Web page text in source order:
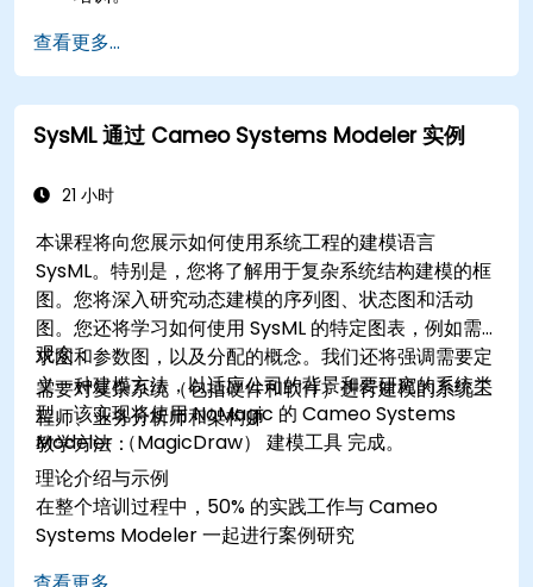
查看更多...
SysML 通过 Cameo Systems Modeler 实例
21 小时
本课程将向您展示如何使用系统工程的建模语言
SysML。特别是，您将了解用于复杂系统结构建模的框
图。您将深入研究动态建模的序列图、状态图和活动
图。您还将学习如何使用 SysML 的特定图表，例如需
求图和参数图，以及分配的概念。我们还将强调需要定
义一种建模方法，以适应公司的背景和要研究的系统类
型。该实现将使用 NoMagic 的 Cameo Systems
Modeler （MagicDraw） 建模工具 完成。
观众：
需要对复杂系统（包括硬件和软件）进行建模的系统工
程师、业务分析师和架构师
教学方法：
理论介绍与示例
在整个培训过程中，50% 的实践工作与 Cameo
Systems Modeler 一起进行案例研究